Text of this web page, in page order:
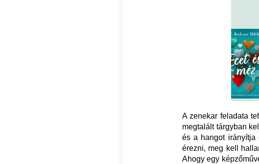
A zenekar feladata
megtalált tárgyban
és a hangot irányítja
érezni, meg kell
Ahogy egy